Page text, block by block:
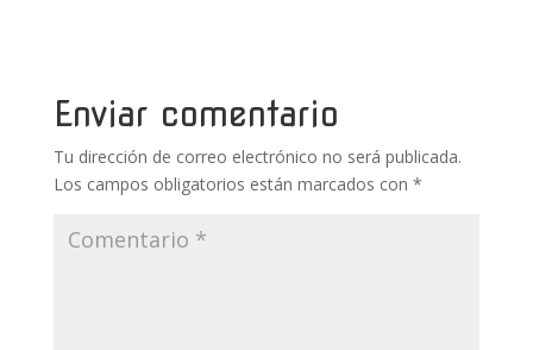
k
Enviar comentario
Tu dirección de correo electrónico no será publicada.
Los campos obligatorios están marcados con *